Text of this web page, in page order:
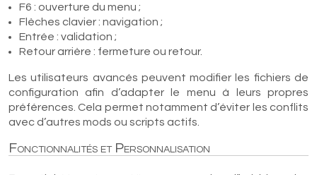
F6 : ouverture du menu ;
Flèches clavier : navigation ;
Entrée : validation ;
Retour arrière : fermeture ou retour.
Les utilisateurs avancés peuvent modifier les fichiers de
configuration afin d’adapter le menu à leurs propres
préférences. Cela permet notamment d’éviter les conflits
avec d’autres mods ou scripts actifs.
Fonctionnalités et Personnalisation